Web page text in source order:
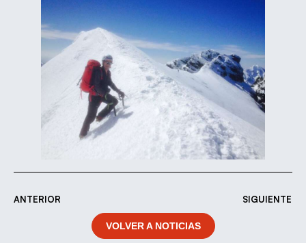
ANTERIOR SIGUIENTE
VOLVER A NOTICIAS